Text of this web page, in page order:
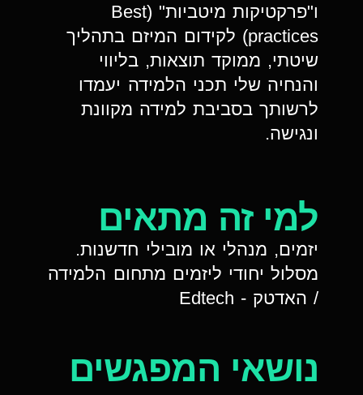
ו"פרקטיקות מיטביות" (Best
practices) לקידום המיזם בתהליך
שיטתי, ממוקד תוצאות, בליווי
והנחיה שלי תכני הלמידה יעמדו
לרשותך בסביבת למידה מקוונת
ונגישה.
למי זה מתאים
יזמים, מנהלי או מובילי חדשנות.
מסלול יחודי ליזמים מתחום הלמידה
/ האדטק - Edtech
נושאי המפגשים